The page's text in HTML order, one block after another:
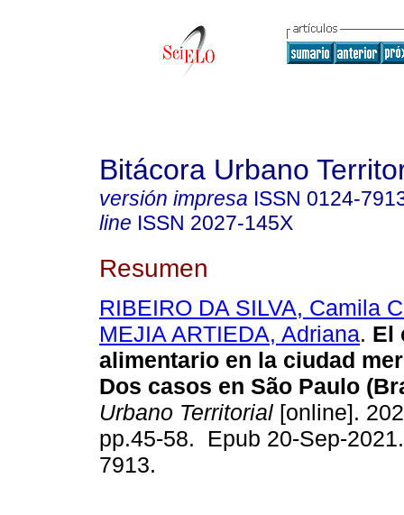
Bitácora Urbano
versión impresa ISSN 0124-
line ISSN 2027-145X
Resumen
RIBEIRO DA SILVA, Camila
MEJIA ARTIEDA, Adriana. El
alimentario en la ciudad
Dos casos en São Paulo
Urbano Territorial [online].
pp.45-58. Epub 20-Sep-
7913.